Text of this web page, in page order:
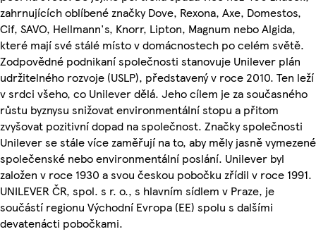
zahrnujících oblíbené značky Dove, Rexona, Axe, Domestos,
Cif, SAVO, Hellmann's, Knorr, Lipton, Magnum nebo Algida,
které mají své stálé místo v domácnostech po celém světě.
Zodpovědné podnikaní společnosti stanovuje Unilever plán
udržitelného rozvoje (USLP), představený v roce 2010. Ten leží
v srdci všeho, co Unilever dělá. Jeho cílem je za současného
růstu byznysu snižovat environmentální stopu a přitom
zvyšovat pozitivní dopad na společnost. Značky společnosti
Unilever se stále více zaměřují na to, aby měly jasně vymezené
společenské nebo environmentální poslání. Unilever byl
založen v roce 1930 a svou českou pobočku zřídil v roce 1991.
UNILEVER ČR, spol. s r. o., s hlavním sídlem v Praze, je
součástí regionu Východní Evropa (EE) spolu s dalšími
devatenácti pobočkami.